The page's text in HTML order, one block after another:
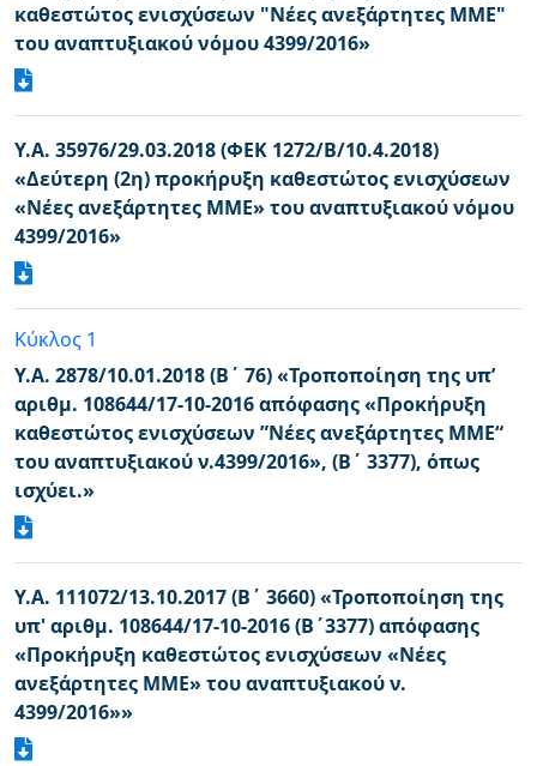
καθεστώτος ενισχύσεων "Νέες ανεξάρτητες MME"
του αναπτυξιακού νόμου 4399/2016»
Υ.Α. 35976/29.03.2018 (ΦΕΚ 1272/Β/10.4.2018)
«Δεύτερη (2η) προκήρυξη καθεστώτος ενισχύσεων
«Νέες ανεξάρτητες ΜΜΕ» του αναπτυξιακού νόμου
4399/2016»
Κύκλος 1
Υ.Α. 2878/10.01.2018 (Β΄ 76) «Τροποποίηση της υπ’
αριθμ. 108644/17-10-2016 απόφασης «Προκήρυξη
καθεστώτος ενισχύσεων ”Νέες ανεξάρτητες MME“
του αναπτυξιακού ν.4399/2016», (Β΄ 3377), όπως
ισχύει.»
Υ.Α. 111072/13.10.2017 (Β΄ 3660) «Τροποποίηση της
υπ' αριθμ. 108644/17-10-2016 (Β΄3377) απόφασης
«Προκήρυξη καθεστώτος ενισχύσεων «Νέες
ανεξάρτητες ΜΜΕ» του αναπτυξιακού ν.
4399/2016»»